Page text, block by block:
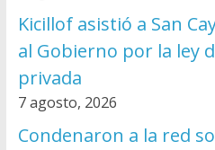
Kicillof asistió a San
al Gobierno por la ley
privada
7 agosto, 2026
Condenaron a la red